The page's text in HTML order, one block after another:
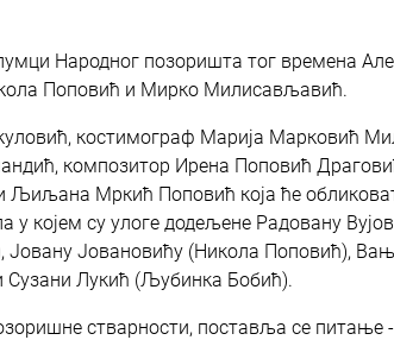
Народног позоришта тог времена
Поповић и Мирко Милисављавић.
костимограф Марија Марковић
композитор Ирена Поповић
Мркић Поповић која ће
у којем су улоге додељене Радовану
Јовану Јовановићу (Никола Поповић),
Лукић (Љубинка Бобић).
стварности, поставља се питање